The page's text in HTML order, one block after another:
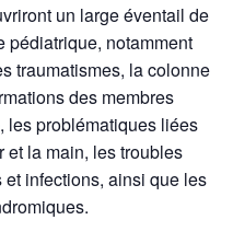
un large éventail de
pédiatrique, notamment
traumatismes, la colonne
des membres
les problématiques liées
et la main, les troubles
infections, ainsi que les